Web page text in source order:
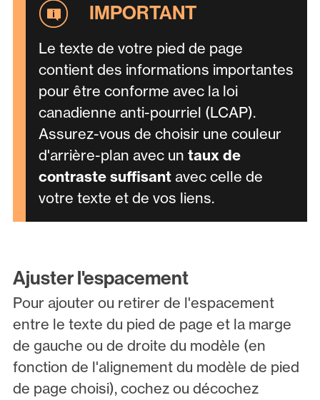
Le texte de votre pied de page
contient des informations importantes
pour être conforme avec la loi
canadienne anti-pourriel (LCAP).
Assurez-vous de choisir une couleur
d'arrière-plan avec un taux de
contraste suffisantavec celle de
votre texte et de vos liens.
Ajuster l'espacement
Pour ajouter ou retirer de l'espacement
entre le texte du pied de page et la marge
de gauche ou de droite du modèle (en
fonction de l'alignement du modèle de pied
de page choisi), cochez ou décochez